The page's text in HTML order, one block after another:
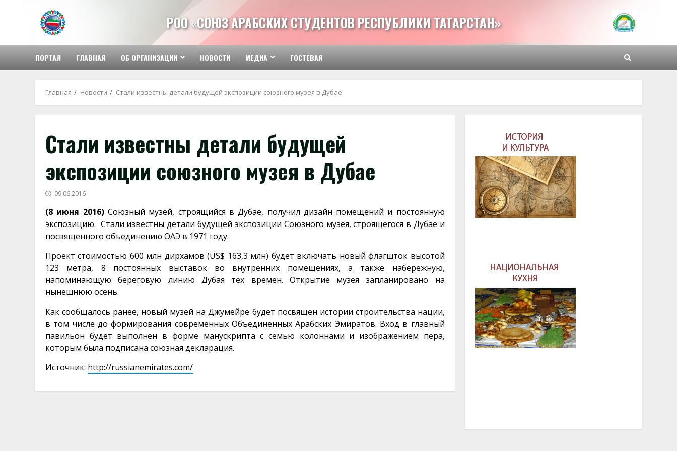
содержимому
РОО «СОЮЗ АРАБСКИХ СТУДЕНТОВ РЕСПУБЛИКИ ТАТАРСТАН»
ПОРТАЛ ГЛАВНАЯ ОБ ОРГАНИЗАЦИИ НОВОСТИ МЕДИА ГОСТЕВАЯ
Главная Новости Стали известны детали будущей экспозиции союзного музея в Дубае
Стали известны детали будущей
экспозиции союзного музея в Дубае
09.06.2016
(8 июня 2016) Союзный музей, строящийся в Дубае, получил дизайн помещений и постоянную
экспозицию. Стали известны детали будущей экспозиции Союзного музея, строящегося в Дубае и
посвященного объединению ОАЭ в 1971 году.
Проект стоимостью 600 млн дирхамов (US$ 163,3 млн) будет включать новый флагшток высотой
123 метра, 8 постоянных выставок во внутренних помещениях, а также набережную,
напоминающую береговую линию Дубая тех времен. Открытие музея запланировано на
нынешнюю осень.
Как сообщалось ранее, новый музей на Джумейре будет посвящен истории строительства нации,
в том числе до формирования современных Объединенных Арабских Эмиратов. Вход в главный
павильон будет выполнен в форме манускрипта с семью колоннами и изображением пера,
которым была подписана союзная декларация.
Источник: http://russianemirates.com/